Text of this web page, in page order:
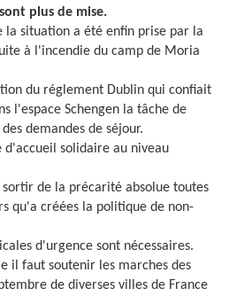
plus de mise.
la situation a été enfin prise par la
à l'incendie du camp de Moria
du réglement Dublin qui confiait
l'espace Schengen la tâche de
demandes de séjour.
d'accueil solidaire au niveau
de la précarité absolue toutes
qu'a créées la politique de non-
d'urgence sont nécessaires.
il faut soutenir les marches des
de diverses villes de France